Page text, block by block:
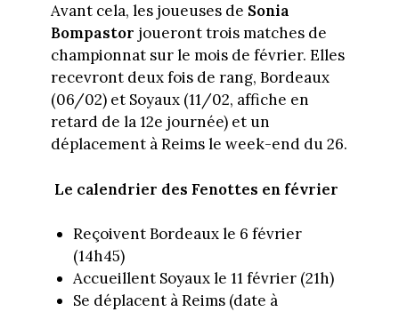
Avant cela, les joueuses de Sonia
Bompastor joueront trois matches de
championnat sur le mois de février. Elles
recevront deux fois de rang, Bordeaux
(06/02) et Soyaux (11/02, affiche en
retard de la 12e journée) et un
déplacement à Reims le week-end du 26.
Le calendrier des Fenottes en février
Reçoivent Bordeaux le 6 février
(14h45)
Accueillent Soyaux le 11 février (21h)
Se déplacent à Reims (date à